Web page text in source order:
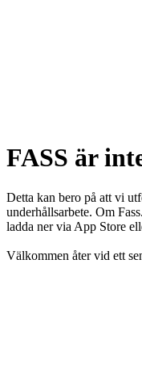
FASS är
Detta kan bero på att vi
underhållsarbete. Om
ladda ner via App Store
Välkommen åter vid ett